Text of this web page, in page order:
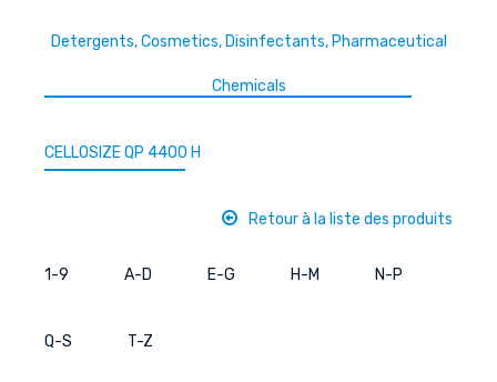
Detergents, Cosmetics, Disinfectants, Pharmaceutical
Chemicals
CELLOSIZE QP 4400 H
Retour à la liste des produits
1-9 A-D E-G H-M N-P
Q-S T-Z